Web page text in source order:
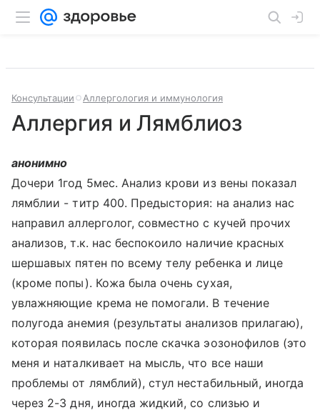
Консультации Аллергология и иммунология
Аллергия и Лямблиоз
анонимно
Дочери 1год 5мес. Анализ крови из вены показал
лямблии - титр 400. Предыстория: на анализ нас
направил аллерголог, совместно с кучей прочих
анализов, т.к. нас беспокоило наличие красных
шершавых пятен по всему телу ребенка и лице
(кроме попы). Кожа была очень сухая,
увлажняющие крема не помогали. В течение
полугода анемия (результаты анализов прилагаю),
которая появилась после скачка эозонофилов (это
меня и наталкивает на мысль, что все наши
проблемы от лямблий), стул нестабильный, иногда
через 2-3 дня, иногда жидкий, со слизью и